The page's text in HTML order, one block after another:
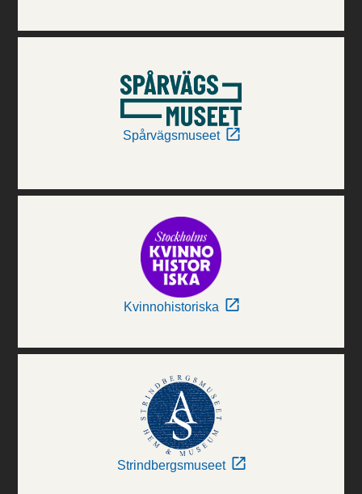
Spårvägsmuseet
Kvinnohistoriska
Strindbergsmuseet